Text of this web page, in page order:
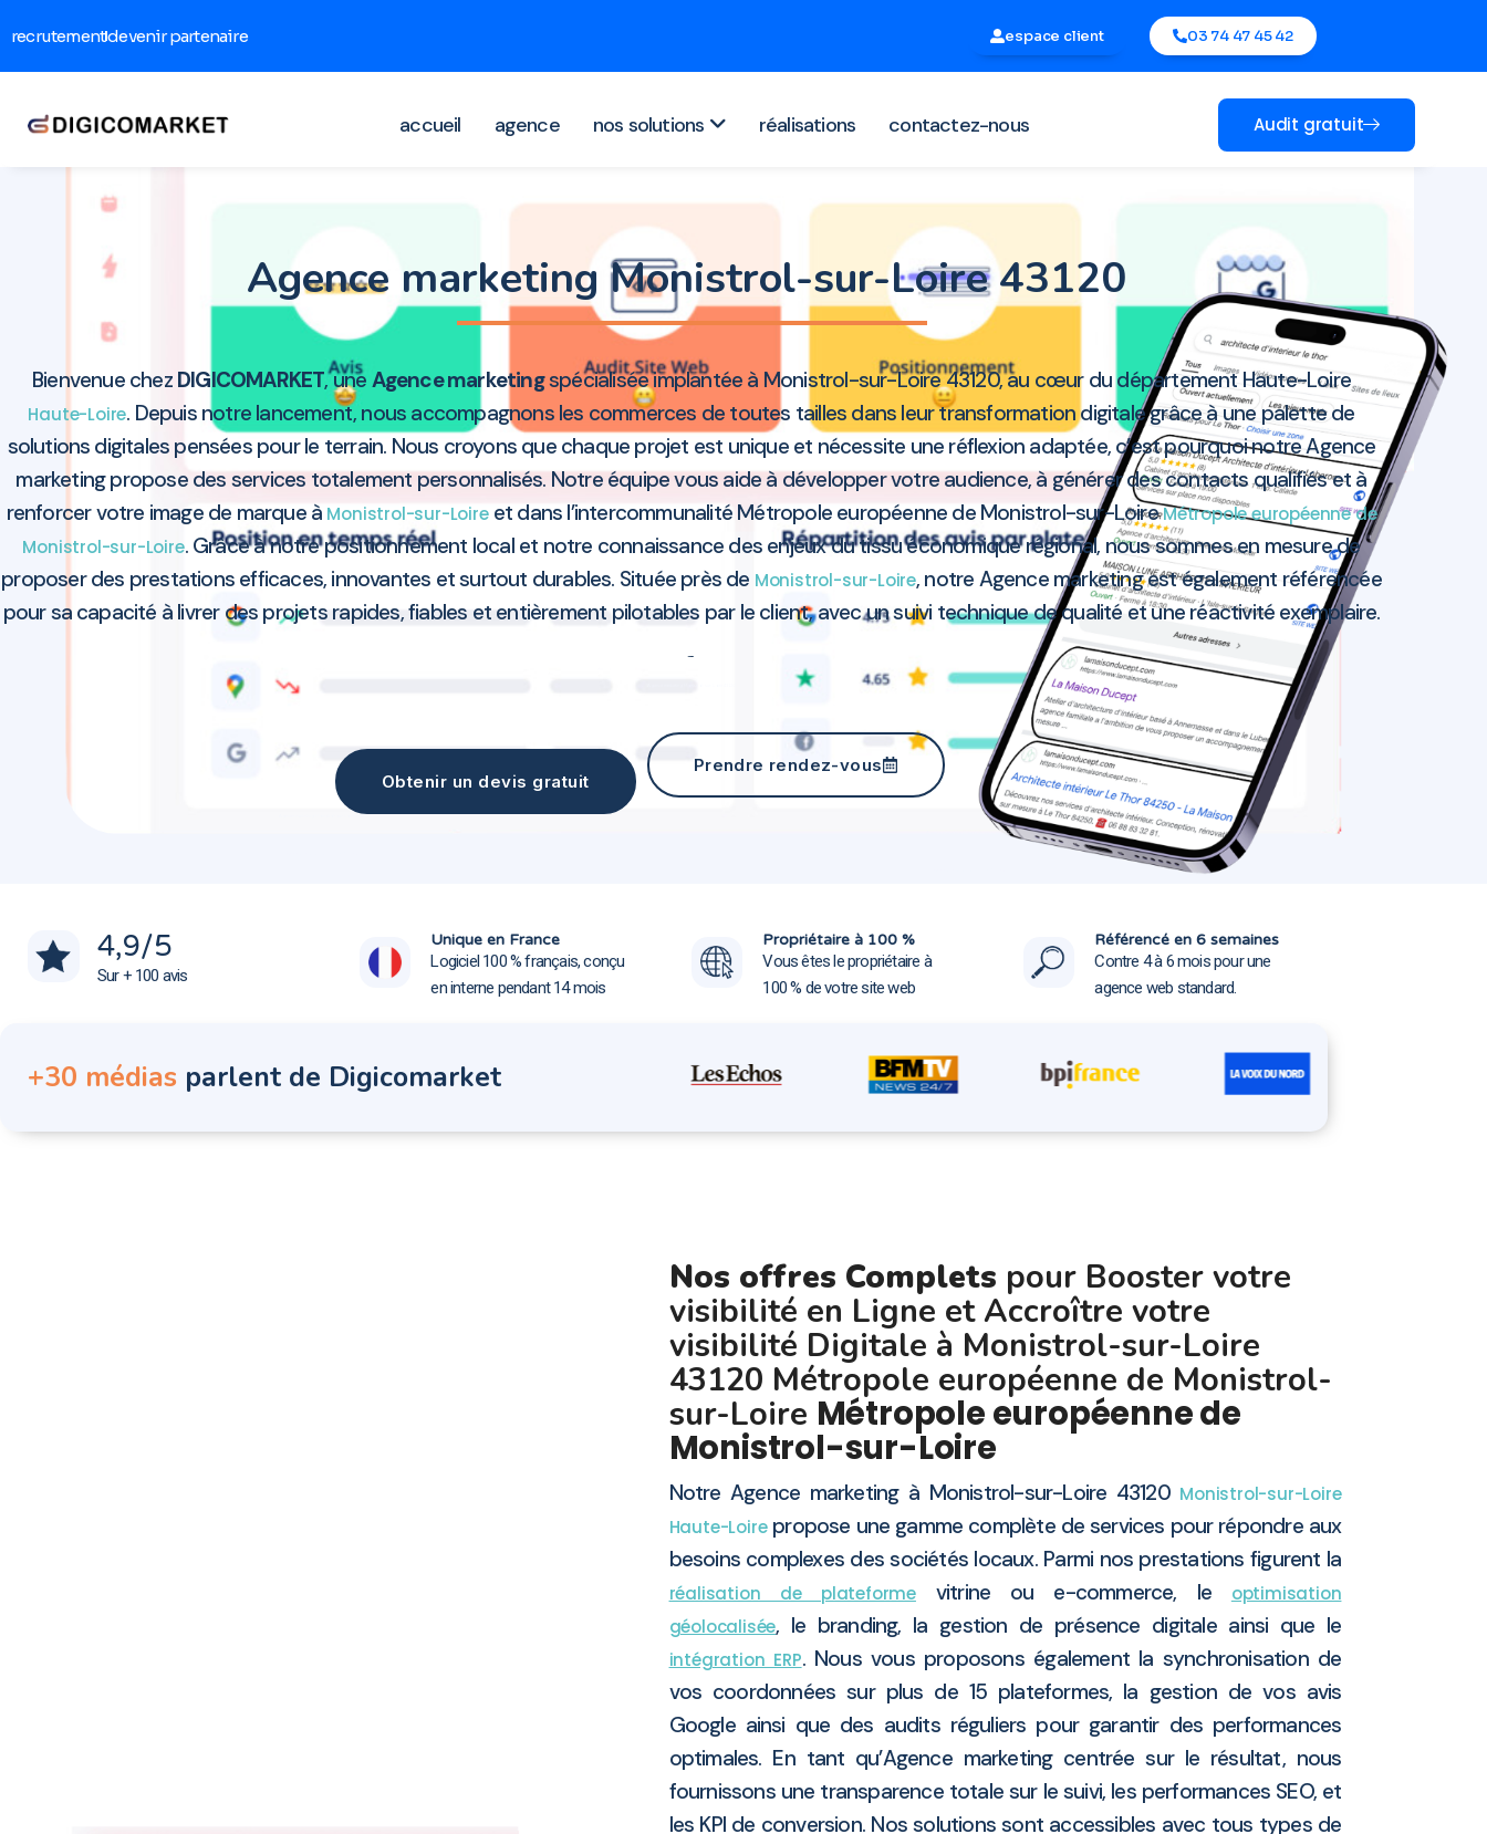
recrutementdevenir partenaire espace client 03 74 47 45 42
accueil agence nos solutions réalisations contactez-nous Audit gratuit
Agence marketing Monistrol-sur-Loire 43120
Bienvenue chez DIGICOMARKET, une Agence marketingspécialisée implantée à Monistrol-sur-Loire 43120, au cœur du département Haute-Loire
Haute-Loire. Depuis notre lancement, nous accompagnons les commerces de toutes tailles dans leur transformation digitale grâce à une palette de
solutions digitales pensées pour le terrain. Nous croyons que chaque projet est unique et nécessite une réflexion adaptée, c’est pourquoi notre Agence
marketing propose des services totalement personnalisés. Notre équipe vous aide à développer votre audience, à générer des contacts qualifiés et à
renforcer votre image de marque à Monistrol-sur-Loireet dans l’intercommunalité Métropole européenne de Monistrol-sur-LoireMétropole européenne de
Monistrol-sur-Loire. Grâce à notre positionnement local et notre connaissance des enjeux du tissu économique régional, nous sommes en mesure de
proposer des prestations efficaces, innovantes et surtout durables. Située près de Monistrol-sur-Loire, notre Agence marketing est également référencée
pour sa capacité à livrer des projets rapides, fiables et entièrement pilotables par le client, avec un suivi technique de qualité et une réactivité exemplaire.
Obtenir un devis gratuit
Prendre rendez-vous
Agence marketing Monistrol-sur-Loire 43120
4,9/5
Sur + 100 avis
Unique en France
Logiciel 100 % français, conçu
en interne pendant 14 mois
Propriétaire à 100 %
Vous êtes le propriétaire à
100 % de votre site web
Référencé en 6 semaines
Contre 4 à 6 mois pour une
agence web standard.
+30 médias parlent de Digicomarket
Nos offres Complets pour Booster votre
visibilité en Ligne et Accroître votre
visibilité Digitale à Monistrol-sur-Loire
43120 Métropole européenne de Monistrol-
sur-Loire Métropole européenne de
Monistrol-sur-Loire
Notre Agence marketing à Monistrol-sur-Loire 43120 Monistrol-sur-Loire
Haute-Loirepropose une gamme complète de services pour répondre aux
besoins complexes des sociétés locaux. Parmi nos prestations figurent la
réalisation de plateformevitrine ou e-commerce, le
optimisation
géolocalisée, le branding, la gestion de présence digitale ainsi que le
intégration ERP. Nous vous proposons également la synchronisation de
vos coordonnées sur plus de 15 plateformes, la gestion de vos avis
Google ainsi que des audits réguliers pour garantir des performances
optimales. En tant qu’Agence marketing centrée sur le résultat, nous
fournissons une transparence totale sur le suivi, les performances SEO, et
les KPI de conversion. Nos solutions sont accessibles avec tous types de